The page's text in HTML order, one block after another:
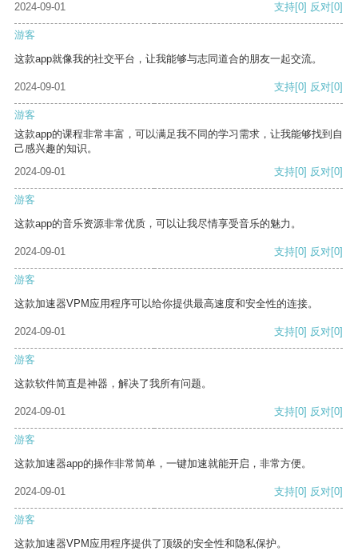
2024-09-01 支持[0] 反对[0]
游客
这款app就像我的社交平台，让我能够与志同道合的朋友一起交流。
2024-09-01 支持[0] 反对[0]
游客
这款app的课程非常丰富，可以满足我不同的学习需求，让我能够找到自
己感兴趣的知识。
2024-09-01
支持[0] 反对[0]
游客
这款app的音乐资源非常优质，可以让我尽情享受音乐的魅力。
2024-09-01 支持[0] 反对[0]
游客
这款加速器VPM应用程序可以给你提供最高速度和安全性的连接。
2024-09-01 支持[0] 反对[0]
游客
这款软件简直是神器，解决了我所有问题。
2024-09-01 支持[0] 反对[0]
游客
这款加速器app的操作非常简单，一键加速就能开启，非常方便。
2024-09-01 支持[0] 反对[0]
游客
这款加速器VPM应用程序提供了顶级的安全性和隐私保护。